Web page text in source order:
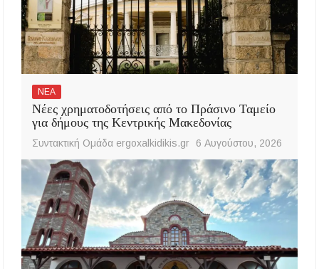
ΝΕΑ
Νέες χρηματοδοτήσεις από το Πράσινο Ταμείο
για δήμους της Κεντρικής Μακεδονίας
Συντακτική Ομάδα ergoxalkidikis.gr 6 Αυγούστου, 2026